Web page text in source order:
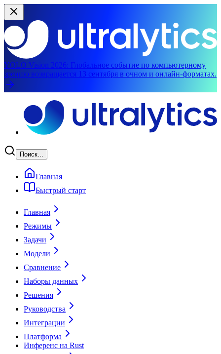
YOLO Vision 2026: Глобальное событие по компьютерному
зрению возвращается 13 сентября в очном и онлайн-форматах.
Поиск...
Главная
Быстрый старт
Главная
Режимы
Задачи
Модели
Сравнение
Наборы данных
Решения
Руководства
Интеграции
Платформа
Инференс на Rust